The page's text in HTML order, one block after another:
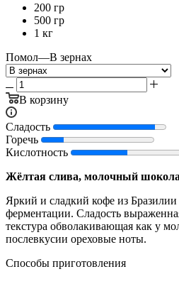
200 гр
500 гр
1 кг
Помол—В зернах
В корзину
Сладость
Горечь
Кислотность
Жёлтая слива, молочный
Яркий и сладкий кофе из Бразилии
ферментации. Сладость
текстура обволакивающая как у
послевкусии ореховые ноты.
Способы приготовления